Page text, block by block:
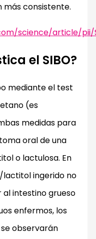
más consistente.
science/article/pii/
el SIBO?
mediante el test
(es
medidas para
oral de una
o lactulosa. En
lactitol ingerido no
intestino grueso
enfermos, los
observarán